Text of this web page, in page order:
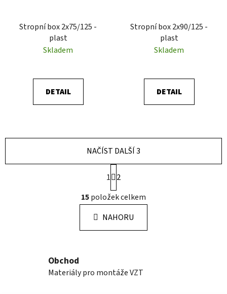
Stropní box 2x75/125 -
plast
Skladem
DETAIL
Stropní box 2x90/125 -
plast
Skladem
DETAIL
O
v
l
á
d
í
p
NAČÍST DALŠÍ 3
S
t
r
á
n
k
1
2
15položek celkem
NAHORU
Obchod
Materiály pro montáže VZT